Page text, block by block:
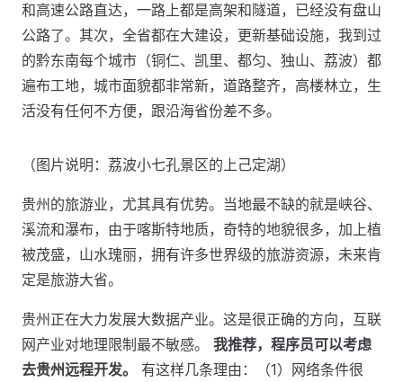
和高速公路直达，一路上都是高架和隧道，已经没有盘山
公路了。其次，全省都在大建设，更新基础设施，我到过
的黔东南每个城市（铜仁、凯里、都匀、独山、荔波）都
遍布工地，城市面貌都非常新，道路整齐，高楼林立，生
活没有任何不方便，跟沿海省份差不多。
（图片说明：荔波小七孔景区的上己定湖）
贵州的旅游业，尤其具有优势。当地最不缺的就是峡谷、
溪流和瀑布，由于喀斯特地质，奇特的地貌很多，加上植
被茂盛，山水瑰丽，拥有许多世界级的旅游资源，未来肯
定是旅游大省。
贵州正在大力发展大数据产业。这是很正确的方向，互联
网产业对地理限制最不敏感。 我推荐，程序员可以考虑
去贵州远程开发。
有这样几条理由：（1）网络条件很